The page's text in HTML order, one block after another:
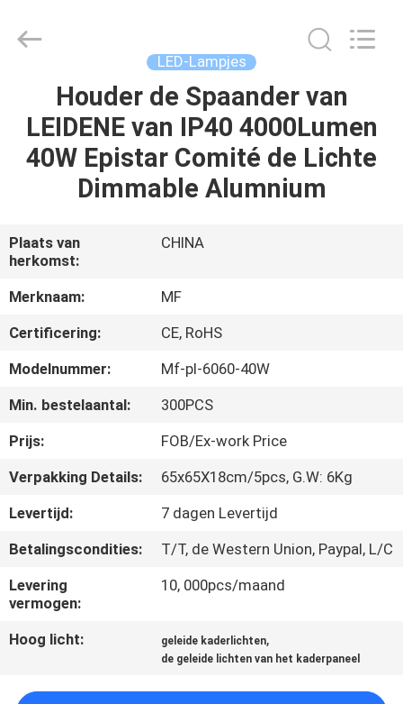
PRODUCTEN
OVER
ONS
FABRIEKSREIS
KWALITEITSCONTROLE
CONTACTEER
ONS
VERZOEK
OM EEN
CITAAT
Co.,Ltd..
LED-Lampjes
Houder de Spaander van
LEIDENE van IP40 4000Lumen
40W Epistar Comité de Lichte
Dimmable Alumnium
Plaats van
herkomst:
CHINA
Merknaam:
MF
Certificering:
CE, RoHS
Modelnummer:
Mf-pl-6060-40W
Min. bestelaantal:
300PCS
Prijs:
FOB/Ex-work Price
Verpakking Details:
65x65X18cm/5pcs, G.W: 6Kg
Levertijd:
7 dagen Levertijd
Betalingscondities:
T/T, de Western Union, Paypal, L/C
Levering
vermogen:
10, 000pcs/maand
Hoog licht: geleide kaderlichten,
de geleide lichten van het kaderpaneel